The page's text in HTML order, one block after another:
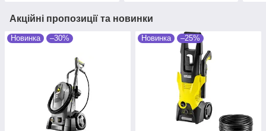
Акційні пропозиції та новинки
Новинка –30% Новинка –25%